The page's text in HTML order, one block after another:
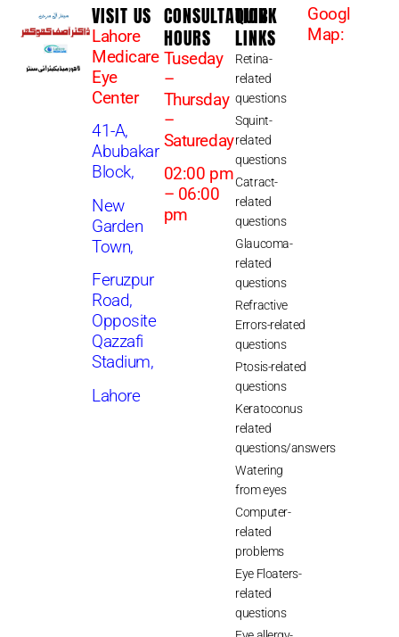
VISIT US
Lahore
Medicare
Eye
Center
41-A,
Abubakar
Block,
New
Garden
Town,
Feruzpur
Road,
Opposite
Qazzafi
Stadium,
Lahore
CONSULTATION
HOURS
Tuseday
–
Thursday
–
Satureday
02:00 pm
– 06:00
pm
QUICK
LINKS
Retina-
related
questions
Squint-
related
questions
Catract-
related
questions
Glaucoma-
related
questions
Refractive
Errors-related
questions
Ptosis-related
questions
Keratoconus
related
questions/answers
Watering
from eyes
Computer-
related
problems
Eye Floaters-
related
questions
Googl
Map: